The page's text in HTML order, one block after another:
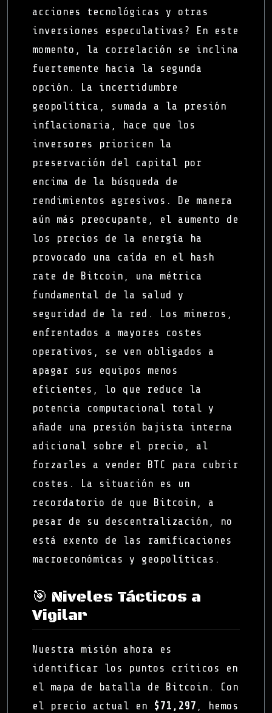
acciones tecnológicas y otras
inversiones especulativas? En este
momento, la correlación se inclina
fuertemente hacia la segunda
opción. La incertidumbre
geopolítica, sumada a la presión
inflacionaria, hace que los
inversores prioricen la
preservación del capital por
encima de la búsqueda de
rendimientos agresivos. De manera
aún más preocupante, el aumento de
los precios de la energía ha
provocado una caída en el hash
rate de Bitcoin, una métrica
fundamental de la salud y
seguridad de la red. Los mineros,
enfrentados a mayores costes
operativos, se ven obligados a
apagar sus equipos menos
eficientes, lo que reduce la
potencia computacional total y
añade una presión bajista interna
adicional sobre el precio, al
forzarles a vender BTC para cubrir
costes. La situación es un
recordatorio de que Bitcoin, a
pesar de su descentralización, no
está exento de las ramificaciones
macroeconómicas y geopolíticas.
🎯 Niveles Tácticos a
Vigilar
Nuestra misión ahora es
identificar los puntos críticos en
el mapa de batalla de Bitcoin. Con
el precio actual en $71,297 , hemos